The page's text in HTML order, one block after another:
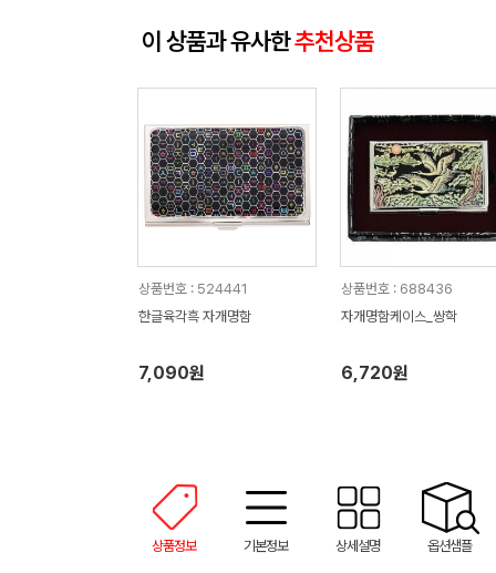
이 상품과 유사한추천상품
상품번호 : 524441
한글육각흑 자개명함
7,090원
상품번호 : 688436
자개명함케이스_쌍학
6,720원
상품정보 기본정보 상세설명 옵션샘플